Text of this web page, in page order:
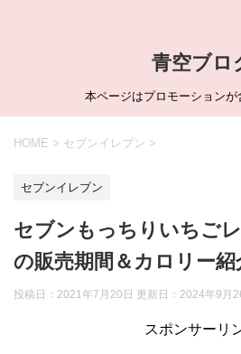
青空ブロ
本ページはプロモーションが
HOME > セブンイレブン >
セブンイレブン
セブンもっちりいちご
の販売期間＆カロリー紹
投稿日：2021年7月20日 更新日： 2024年9月
スポンサーリ